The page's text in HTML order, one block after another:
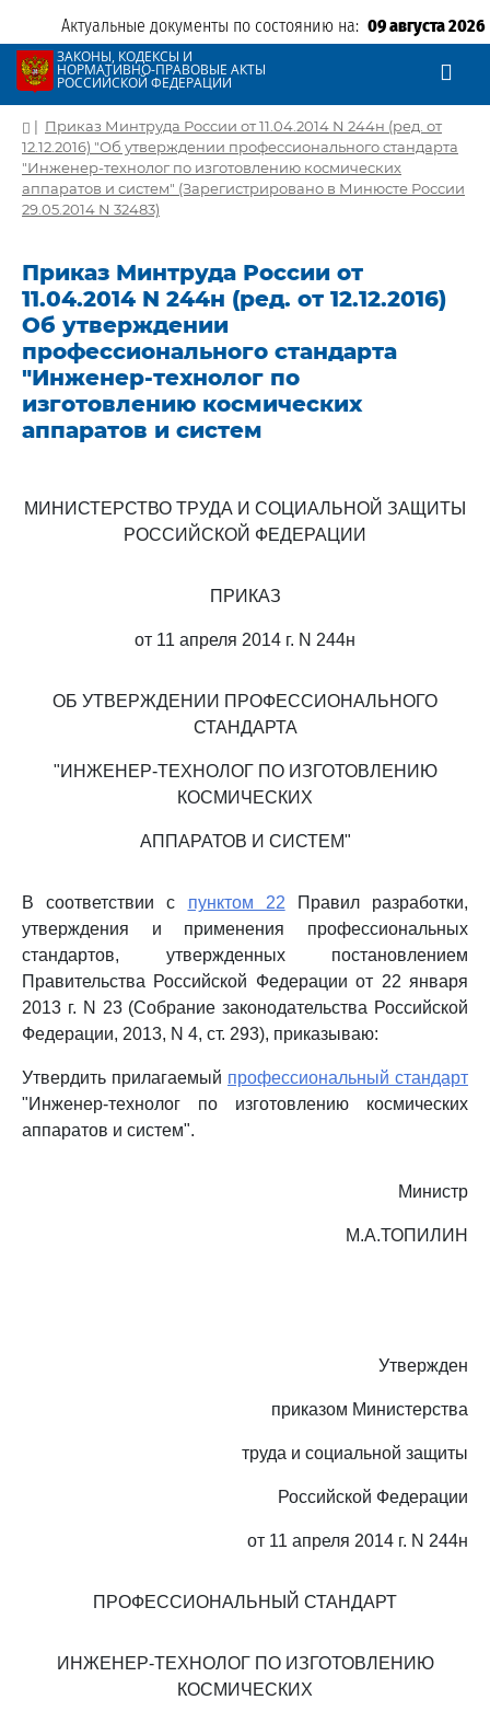
Актуальные документы по состоянию на: 09 августа 2026
ЗАКОНЫ, КОДЕКСЫ И
НОРМАТИВНО-ПРАВОВЫЕ АКТЫ
РОССИЙСКОЙ ФЕДЕРАЦИИ
| Приказ Минтруда России от 11.04.2014 N 244н (ред. от
12.12.2016) "Об утверждении профессионального стандарта
"Инженер-технолог по изготовлению космических
аппаратов и систем" (Зарегистрировано в Минюсте России
29.05.2014 N 32483)
Приказ Минтруда России от
11.04.2014 N 244н (ред. от 12.12.2016)
Об утверждении
профессионального стандарта
"Инженер-технолог по
изготовлению космических
аппаратов и систем
МИНИСТЕРСТВО ТРУДА И СОЦИАЛЬНОЙ ЗАЩИТЫ
РОССИЙСКОЙ ФЕДЕРАЦИИ
ПРИКАЗ
от 11 апреля 2014 г. N 244н
ОБ УТВЕРЖДЕНИИ ПРОФЕССИОНАЛЬНОГО
СТАНДАРТА
"ИНЖЕНЕР-ТЕХНОЛОГ ПО ИЗГОТОВЛЕНИЮ
КОСМИЧЕСКИХ
АППАРАТОВ И СИСТЕМ"
В соответствии с пунктом 22 Правил разработки,
утверждения и применения профессиональных
стандартов, утвержденных постановлением
Правительства Российской Федерации от 22 января
2013 г. N 23 (Собрание законодательства Российской
Федерации, 2013, N 4, ст. 293), приказываю:
Утвердить прилагаемый профессиональный стандарт
"Инженер-технолог по изготовлению космических
аппаратов и систем".
Министр
М.А.ТОПИЛИН
Утвержден
приказом Министерства
труда и социальной защиты
Российской Федерации
от 11 апреля 2014 г. N 244н
ПРОФЕССИОНАЛЬНЫЙ СТАНДАРТ
ИНЖЕНЕР-ТЕХНОЛОГ ПО ИЗГОТОВЛЕНИЮ
КОСМИЧЕСКИХ